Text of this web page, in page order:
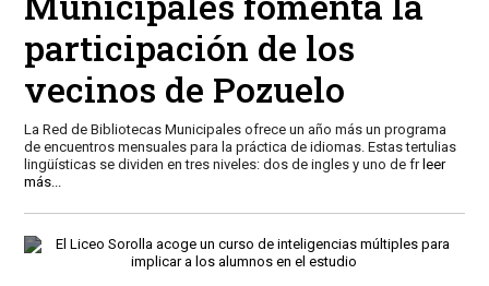
participación de los
vecinos de Pozuelo
La Red de Bibliotecas Municipales ofrece un año más un programa
de encuentros mensuales para la práctica de idiomas. Estas tertulias
lingüísticas se dividen en tres niveles: dos de ingles y uno de fr leer
más...